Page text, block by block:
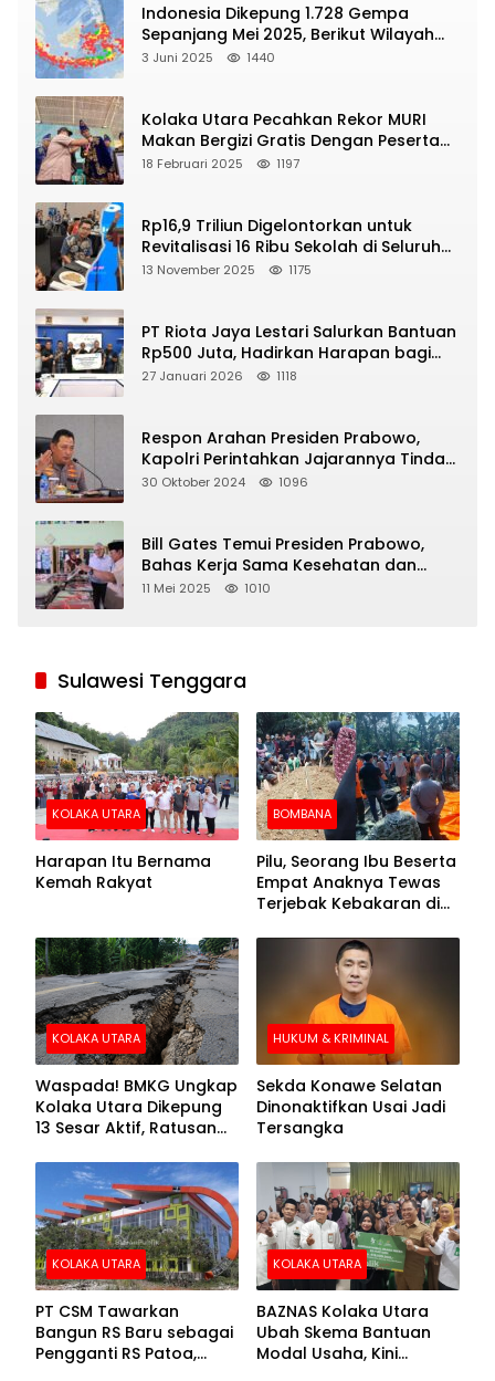
Indonesia Dikepung 1.728 Gempa
Sepanjang Mei 2025, Berikut Wilayah
Yang Intens Diguncang!
3 Juni 2025 1440
Kolaka Utara Pecahkan Rekor MURI
Makan Bergizi Gratis Dengan Peserta
Terbanyak
18 Februari 2025 1197
Rp16,9 Triliun Digelontorkan untuk
Revitalisasi 16 Ribu Sekolah di Seluruh
Indonesia
13 November 2025 1175
PT Riota Jaya Lestari Salurkan Bantuan
Rp500 Juta, Hadirkan Harapan bagi
Korban Bencana di Sumatera
27 Januari 2026 1118
Respon Arahan Presiden Prabowo,
Kapolri Perintahkan Jajarannya Tindak
Tegas Pelaku Judi Online
30 Oktober 2024 1096
Bill Gates Temui Presiden Prabowo,
Bahas Kerja Sama Kesehatan dan
Program Makan Bergizi Gratis
11 Mei 2025 1010
Sulawesi Tenggara
KOLAKA UTARA
Harapan Itu Bernama
Kemah Rakyat
BOMBANA
Pilu, Seorang Ibu Beserta
Empat Anaknya Tewas
Terjebak Kebakaran di
KOLAKA UTARA
Waspada! BMKG Ungkap
Kolaka Utara Dikepung
13 Sesar Aktif, Ratusan
HUKUM & KRIMINAL
Sekda Konawe Selatan
Dinonaktifkan Usai Jadi
Tersangka
KOLAKA UTARA
PT CSM Tawarkan
Bangun RS Baru sebagai
Pengganti RS Patoa,
KOLAKA UTARA
BAZNAS Kolaka Utara
Ubah Skema Bantuan
Modal Usaha, Kini